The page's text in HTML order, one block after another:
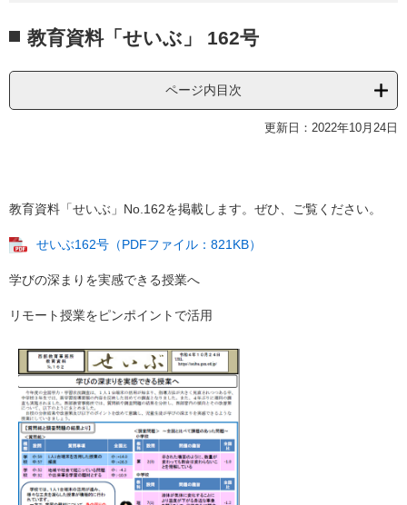
文 教育資料「せいぶ」 162号
ページ内目次
更新日：2022年10月24日
教育資料「せいぶ」No.162を掲載します。ぜひ、ご覧ください。
せいぶ162号（PDFファイル：821KB）
学びの深まりを実感できる授業へ
リモート授業をピンポイントで活用